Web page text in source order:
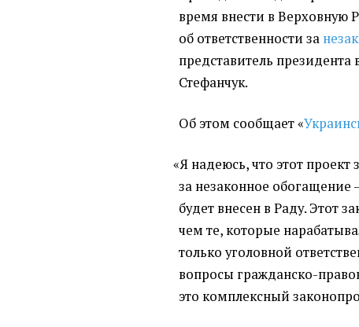
время внести в Верховную
об ответственности за
представитель президента
Стефанчук.
Об этом сообщает«
«Я надеюсь, что этот проект
за незаконное обогащение
будет внесен в Раду. Этот
чем те, которые
только уголовной
вопросы гражданско-
это комплексный